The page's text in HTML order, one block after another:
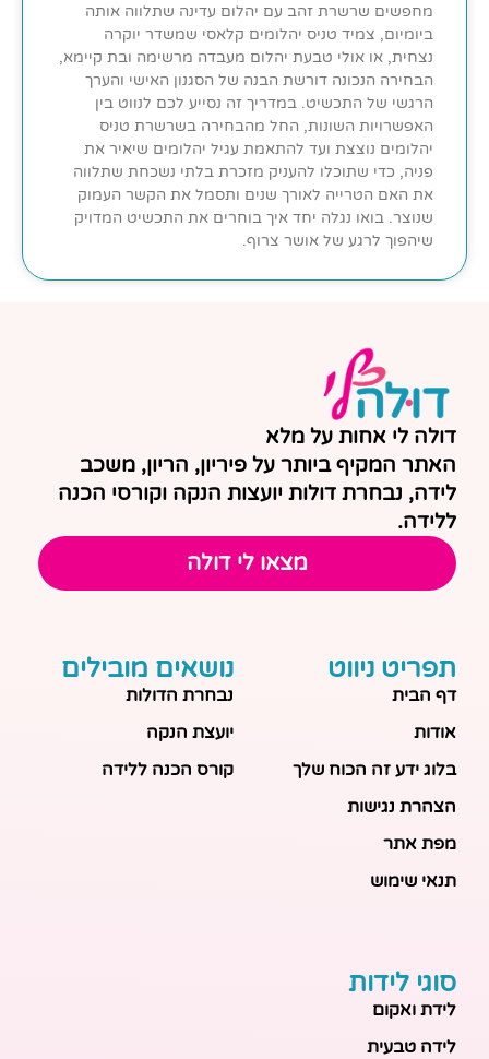
מחפשים שרשרת זהב עם יהלום עדינה שתלווה אותה
ביומיום, צמיד טניס יהלומים קלאסי שמשדר יוקרה
נצחית, או אולי טבעת יהלום מעבדה מרשימה ובת קיימא,
הבחירה הנכונה דורשת הבנה של הסגנון האישי והערך
הרגשי של התכשיט. במדריך זה נסייע לכם לנווט בין
האפשרויות השונות, החל מהבחירה בשרשרת טניס
יהלומים נוצצת ועד להתאמת עגיל יהלומים שיאיר את
פניה, כדי שתוכלו להעניק מזכרת בלתי נשכחת שתלווה
את האם הטרייה לאורך שנים ותסמל את הקשר העמוק
שנוצר. בואו נגלה יחד איך בוחרים את התכשיט המדויק
שיהפוך לרגע של אושר צרוף.
דולה לי אחות על מלא
האתר המקיף ביותר על פיריון, הריון, משכב
לידה, נבחרת דולות יועצות הנקה וקורסי הכנה
ללידה.
מצאו לי דולה
תפריט ניווט
דף הבית
אודות
בלוג ידע זה הכוח שלך
הצהרת נגישות
מפת אתר
תנאי שימוש
נושאים מובילים
נבחרת הדולות
יועצת הנקה
קורס הכנה ללידה
סוגי לידות
לידת ואקום
לידה טבעית